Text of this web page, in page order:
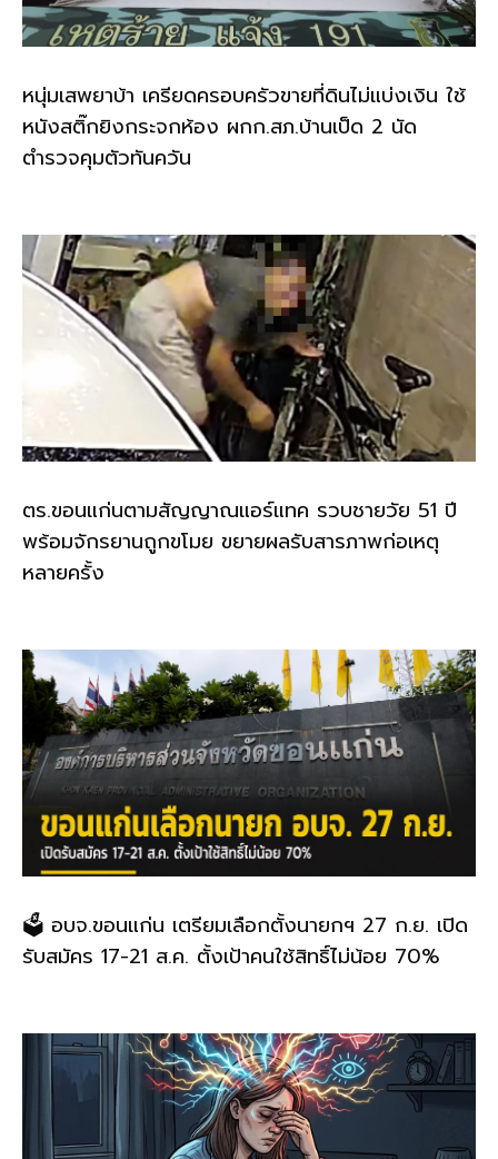
หนุ่มเสพยาบ้า เครียดครอบครัวขายที่ดินไม่แบ่งเงิน ใช้
หนังสติ๊กยิงกระจกห้อง ผกก.สภ.บ้านเป็ด 2 นัด
ตำรวจคุมตัวทันควัน
ตร.ขอนแก่นตามสัญญาณแอร์แทค รวบชายวัย 51 ปี
พร้อมจักรยานถูกขโมย ขยายผลรับสารภาพก่อเหตุ
หลายครั้ง
🗳️ อบจ.ขอนแก่น เตรียมเลือกตั้งนายกฯ 27 ก.ย. เปิด
รับสมัคร 17-21 ส.ค. ตั้งเป้าคนใช้สิทธิ์ไม่น้อย 70%